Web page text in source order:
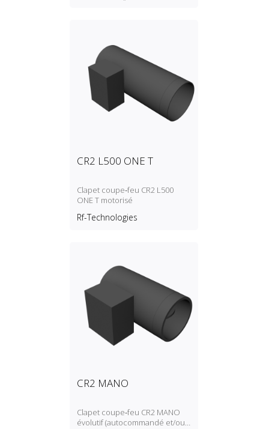
CR2 L500 ONE T
Clapet coupe‑feu CR2 L500
ONE T motorisé
Rf-Technologies
CR2 MANO
Clapet coupe‑feu CR2 MANO
évolutif (autocommandé et/ou